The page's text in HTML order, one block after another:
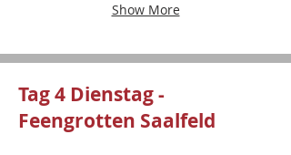
Show More
Tag 4 Dienstag -
Feengrotten Saalfeld